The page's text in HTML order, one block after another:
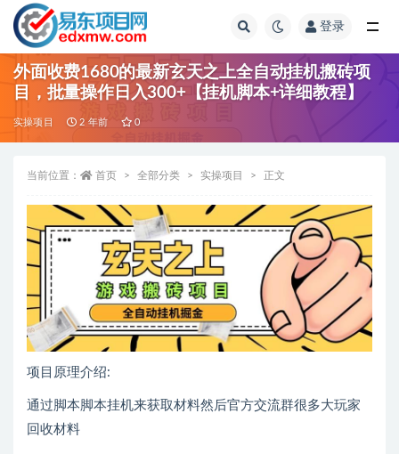
登录
外面收费1680的最新玄天之上全自动挂机搬砖项
目，批量操作日入300+【挂机脚本+详细教程】
实操项目 2 年前 0
当前位置： 首页 全部分类 实操项目 正文
项目原理介绍:
通过脚本脚本挂机来获取材料然后官方交流群很多大玩家
回收材料